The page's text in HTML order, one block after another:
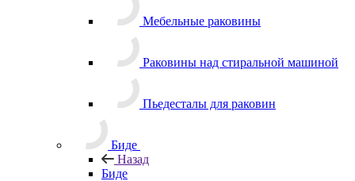
Мебельные раковины
Раковины над стиральной машиной
Пьедесталы для раковин
Биде
Назад
Биде